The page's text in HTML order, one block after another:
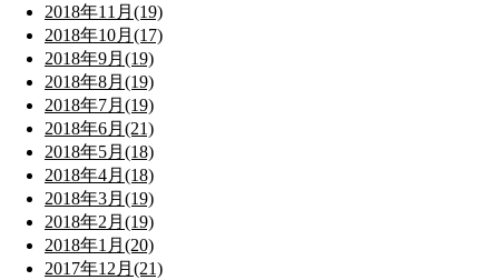
2018年11月(19)
2018年10月(17)
2018年9月(19)
2018年8月(19)
2018年7月(19)
2018年6月(21)
2018年5月(18)
2018年4月(18)
2018年3月(19)
2018年2月(19)
2018年1月(20)
2017年12月(21)